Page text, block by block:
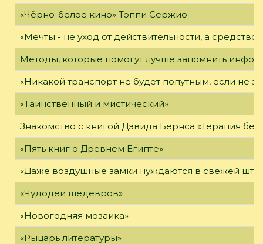
«Чёрно-белое кино» Топпи Сержио
«Мечты - не уход от действительности, а средство
Методы, которые помогут лучше запомнить
«Никакой транспорт не будет попутным, если не
«Таинственный и мистический»
Знакомство с книгой Дэвида Бернса «Терапия
«Пять книг о Древнем Египте»
«Даже воздушные замки нуждаются в свежей
«Чудодеи шедевров»
«Новогодняя мозаика»
«Рыцарь литературы»